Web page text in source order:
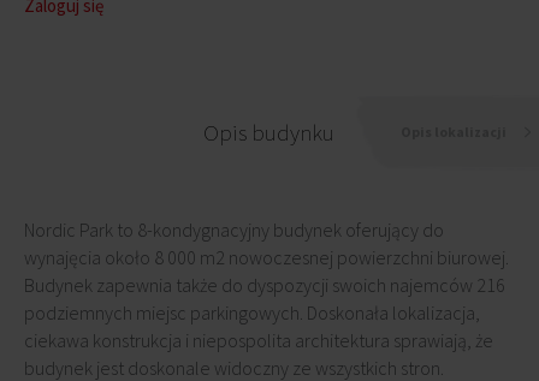
Zaloguj się
Opis budynku
Nordic Park to 8-kondygnacyjny budynek oferujący do
wynajęcia około 8 000 m2 nowoczesnej powierzchni biurowej.
Budynek zapewnia także do dyspozycji swoich najemców 216
podziemnych miejsc parkingowych. Doskonała lokalizacja,
ciekawa konstrukcja i niepospolita architektura sprawiają, że
budynek jest doskonale widoczny ze wszystkich stron.